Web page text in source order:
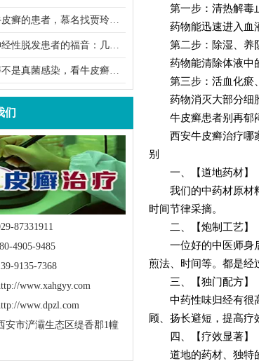
全身牛皮癣的患者，慕名找贾玲中医救治
斑秃神经性脱发患者的福音：几副中草药
牛皮癣不是真菌感染，看牛皮癣美女的蜕
们
87331911
4905-9485
9135-7368
www.xahgyy.com
www.dpzl.com
安市浐灞生态区缇香郡1幢
第一步：清热解毒
药物能迅速进入血
第二步：除湿、养
药物能清除体液中
第三步：活血化瘀
药物消灭大部分细
牛皮癣患者别再郁
西安牛皮癣治疗哪
别
一、【道地药材】
我们的中药材原材
时间节律采摘。
二、【炮制工艺】
一位好的中医师身
煎法、时间等。都是经
三、【独门配方】
中药性味归经有很
顾、扬长避短，提高疗
四、【疗效显著】
道地的药材、独特